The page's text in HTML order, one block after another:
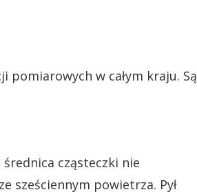
pomiarowych w całym kraju. Są
cząsteczki nie
sześciennym powietrza. Pył